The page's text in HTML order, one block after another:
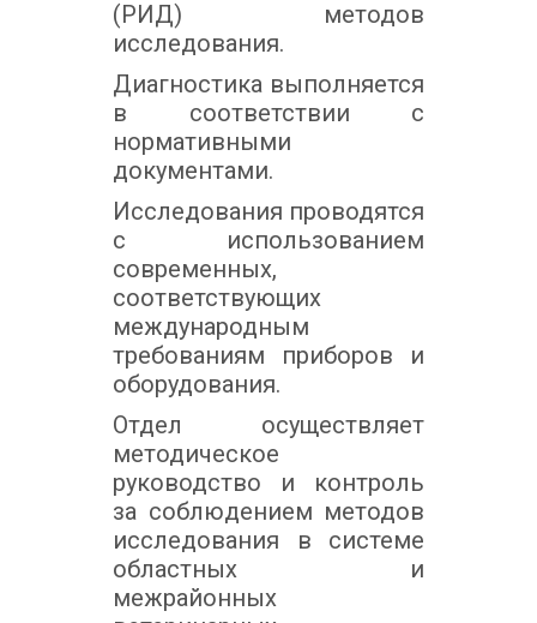
(РИД) методов
исследования.
Диагностика выполняется
в соответствии с
нормативными
документами.
Исследования проводятся
с использованием
современных,
соответствующих
международным
требованиям приборов и
оборудования.
Отдел осуществляет
методическое
руководство и контроль
за соблюдением методов
исследования в системе
областных и
межрайонных